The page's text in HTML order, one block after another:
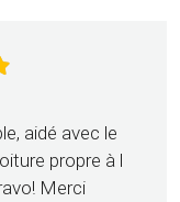
aidé avec le
propre à l
Merci